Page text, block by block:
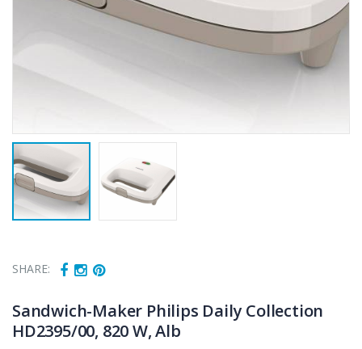
SHARE:
Sandwich-Maker Philips Daily Collection
HD2395/00, 820 W, Alb